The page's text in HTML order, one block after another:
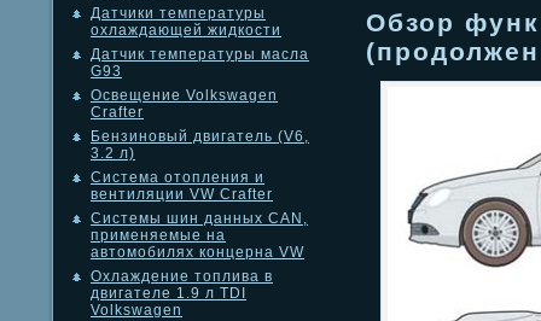
Датчики температуры
охлаждающей жидкости
Датчик температуры масла
G93
Освещение Volkswagen
Crafter
Бензиновый двигатель (V6,
3.2 л)
Система отопления и
вентиляции VW Crafter
Системы шин данных CAN,
применяемые на
автомобилях концерна VW
Охлаждение топлива в
двигателе 1.9 л TDI
Volkswagen
Обзор